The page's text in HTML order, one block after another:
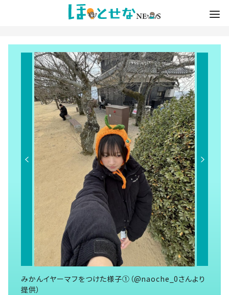
みかんイヤーマフをつけた様子①（@naoche_0さんより
提供）